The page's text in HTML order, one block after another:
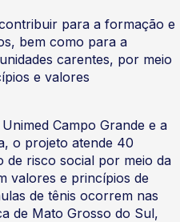
para a formação e
bem como para a
carentes, por meio
e valores
Campo Grande e a
o projeto atende 40
de risco social por meio da
valores e princípios de
de tênis ocorrem nas
de Mato Grosso do Sul,